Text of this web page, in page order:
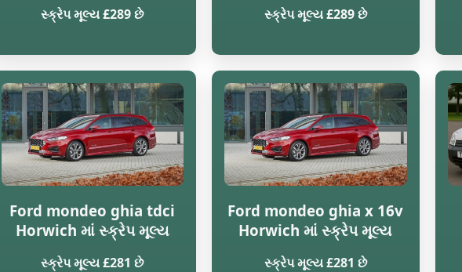
સ્ક્રેપ મૂલ્ય £289 છે સ્ક્રેપ મૂલ્ય £289 છે
Ford mondeo ghia tdci
Horwich માં સ્ક્રેપ મૂલ્ય
સ્ક્રેપ મૂલ્ય £281 છે
Ford mondeo ghia x 16v
Horwich માં સ્ક્રેપ મૂલ્ય
સ્ક્રેપ મૂલ્ય £281 છે